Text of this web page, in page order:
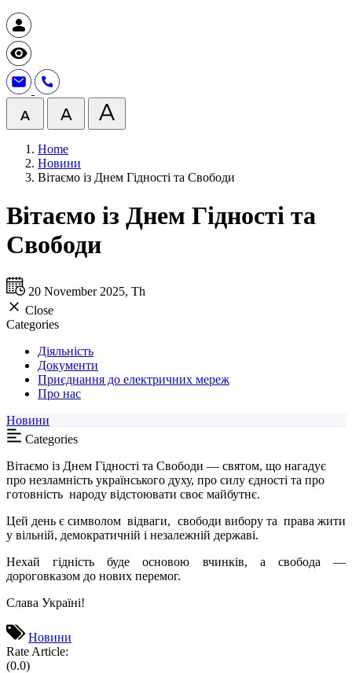
Home
Новини
Вітаємо із Днем Гідності та Свободи
Вітаємо із Днем Гідності та
Свободи
20 November 2025, Th
Close
Categories
Діяльність
Документи
Приєднання до електричних мереж
Про нас
Новини
Categories
Вітаємо із Днем Гідності та Свободи — святом, що нагадує
про незламність українського духу, про силу єдності та про
готовність народу відстоювати своє майбутнє.
Цей день є символом відваги, свободи вибору та права жити
у вільній, демократичній і незалежній державі.
Нехай гідність буде основою вчинків, а свобода —
дороговказом до нових перемог.
Слава Україні!
Новини
Rate Article:
(0.0)